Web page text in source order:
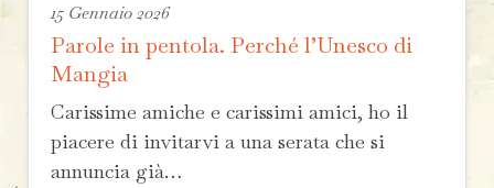
15 Gennaio 2026
Parole in pentola. Perché l’Unesco di
Mangia
Carissime amiche e carissimi amici, ho il
piacere di invitarvi a una serata che si
annuncia già…